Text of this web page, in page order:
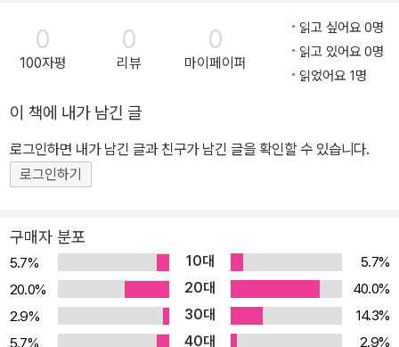
거짓말」과 제4부 「유토피아」가 수록되어 있습니다.)[출판서 서평]인
근 학교의 통폐합을 거쳐 초대형 학교가 된 곳을 무대로 드러나는 인
간의 추한 얼굴과 학교에 빌붙어 호시탐탐 인간의 영혼을 노리는 학
0
100자평
0
리뷰
0
마이페이퍼
읽고 싶어요 0명
읽고 있어요 0명
읽었어요 1명
이 책에 내가 남긴 글
로그인하면 내가 남긴 글과 친구가 남긴 글을 확인할 수 있습니다.
로그인하기
구매자 분포
5.7% 10대
5.7%
20.0%
20대
40.0%
2.9%
30대
14.3%
5.7%
40대
2.9%